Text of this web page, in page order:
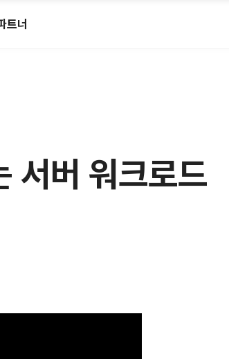
트너
버 워크로드